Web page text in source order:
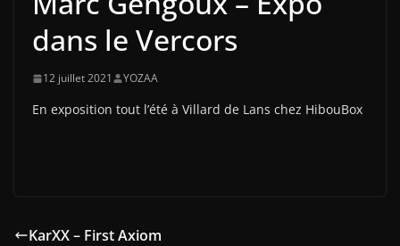
dans le Vercors
12 juillet 2021 YOZAA
En exposition tout l’été à Villard de Lans chez HibouBox
KarXX – First Axiom